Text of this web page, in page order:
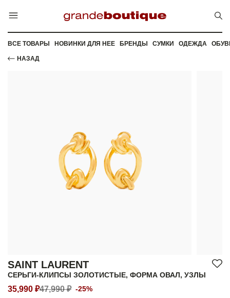
ВСЕ ТОВАРЫ НОВИНКИ ДЛЯ НЕЕ БРЕНДЫ СУМКИ ОДЕЖДА
НАЗАД
SAINT LAURENT
СЕРЬГИ-КЛИПСЫ ЗОЛОТИСТЫЕ, ФОРМА ОВАЛ, УЗЛЫ
35,990 ₽47,990 ₽ -25%